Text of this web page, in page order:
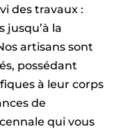
des travaux :
jusqu’à la
artisans sont
possédant
à leur corps
de
qui vous